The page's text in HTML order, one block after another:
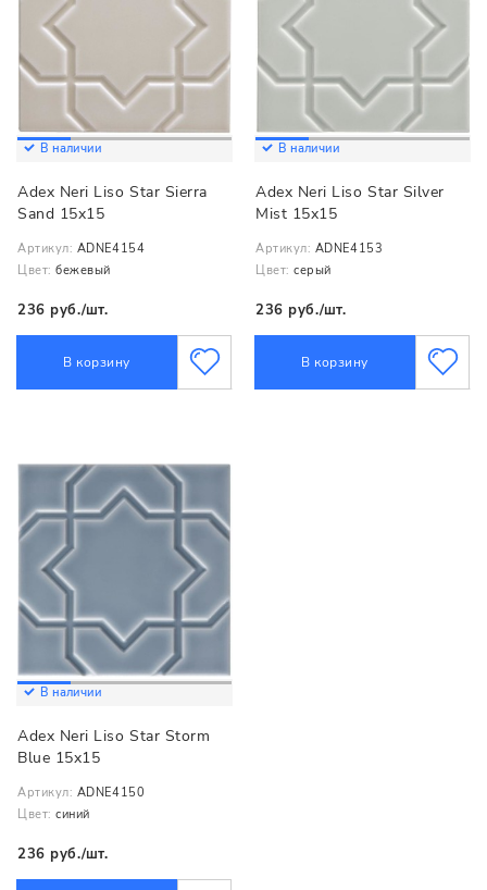
В наличии
Adex Neri Liso Star Sierra
Sand 15x15
Артикул: ADNE4154
Цвет: бежевый
236 руб./шт.
В корзину
В наличии
Adex Neri Liso Star Silver
Mist 15x15
Артикул: ADNE4153
Цвет: серый
236 руб./шт.
В корзину
В наличии
Adex Neri Liso Star Storm
Blue 15x15
Артикул: ADNE4150
Цвет: синий
236 руб./шт.